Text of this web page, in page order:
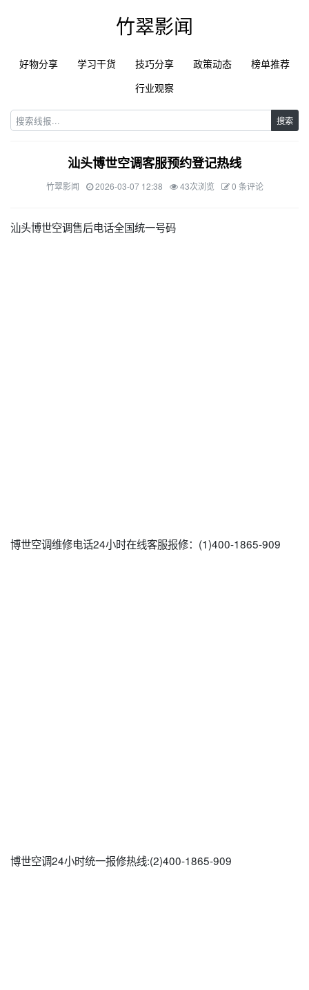
竹翠影闻
好物分享 学习干货 技巧分享 政策动态
榜单推荐
行业观察
搜索
汕头博世空调客服预约登记热线
竹翠影闻 2026-03-07 12:38 43次浏览 0 条评论
汕头博世空调售后电话全国统一号码
博世空调维修电话24小时在线客服报修：(1)400-1865-909
博世空调24小时统一报修热线:(2)400-1865-909